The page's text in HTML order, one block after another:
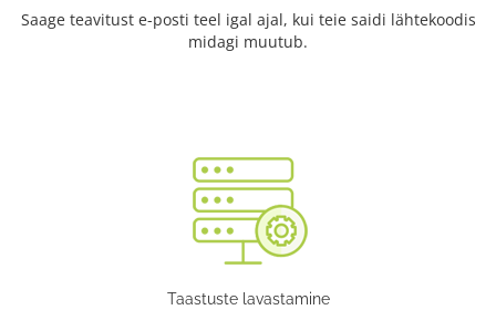
Saage teavitust e-posti teel igal ajal, kui teie saidi lähtekoodis
midagi muutub.
Taastuste lavastamine